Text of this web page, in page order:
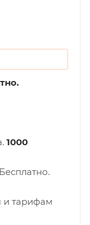
1000
и тарифам